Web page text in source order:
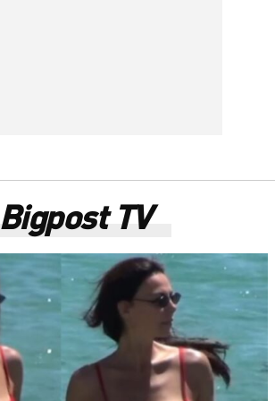
Bigpost TV